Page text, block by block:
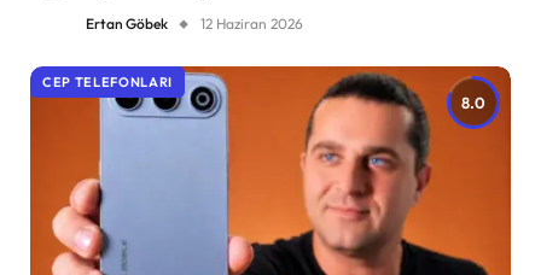
Ertan Göbek 12 Haziran 2026
8.0
CEP TELEFONLARI